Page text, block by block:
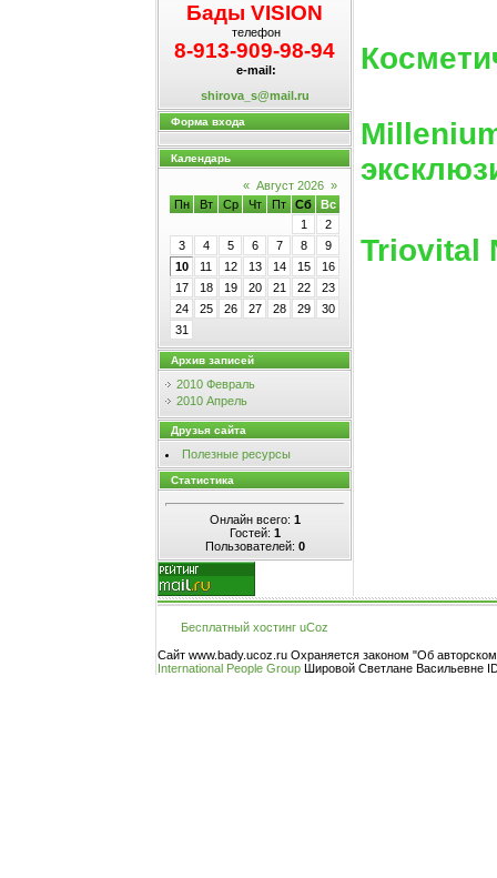
Бады VISION
телефон
8-913-909-98-94
e-mail:
shirova_s@mail.ru
Форма входа
Календарь
« Август 2026 »
Пн
Вт Ср Чт Пт Сб
Вс
1
2
3
4 5 6 7 8
9
10
11 12 13 14 15
16
17
18 19 20 21 22
23
24
25 26 27 28 29
30
31
Архив записей
2010 Февраль
2010 Апрель
Друзья сайта
Полезные ресурсы
Статистика
Онлайн всего: 1
Гостей: 1
Пользователей: 0
Triovital
Бесплатный хостинг uCoz
Сайт www.bady.ucoz.ru Охраняется законом "Об
International People Group Шировой Светлане Васильевне